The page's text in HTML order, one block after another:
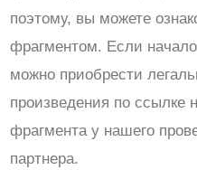
поэтому, вы можете
фрагментом. Если
можно приобрести
произведения по ссылке
фрагмента у нашего
партнера.